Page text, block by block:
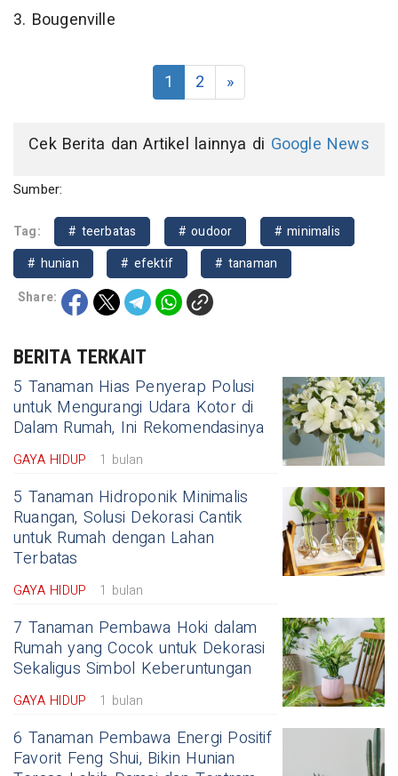
3. Bougenville
1 2 »
Cek Berita dan Artikel lainnya di Google News
Sumber:
Tag: # teerbatas # oudoor
# minimalis
# hunian
# efektif
# tanaman
Share:
BERITA TERKAIT
5 Tanaman Hias Penyerap Polusi
untuk Mengurangi Udara Kotor di
Dalam Rumah, Ini Rekomendasinya
GAYA HIDUP 1 bulan
5 Tanaman Hidroponik Minimalis
Ruangan, Solusi Dekorasi Cantik
untuk Rumah dengan Lahan
Terbatas
GAYA HIDUP 1 bulan
7 Tanaman Pembawa Hoki dalam
Rumah yang Cocok untuk Dekorasi
Sekaligus Simbol Keberuntungan
GAYA HIDUP 1 bulan
6 Tanaman Pembawa Energi Positif
Favorit Feng Shui, Bikin Hunian